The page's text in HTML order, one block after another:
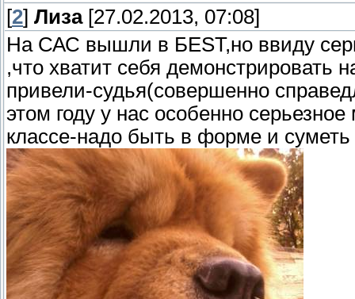
[2] Лиза[27.02.2013, 07:08]
На САС вышли в БЕSТ,но ввиду
,что хватит себя демонстрировать
привели-судья(совершенно
этом году у нас особенно
классе-надо быть в форме и суметь